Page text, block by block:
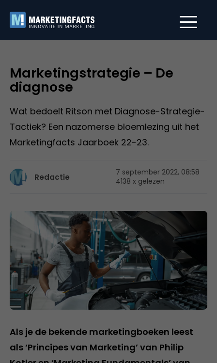
Marketingstrategie – De
diagnose
Wat bedoelt Ritson met Diagnose-Strategie-
Tactiek? Een nazomerse bloemlezing uit het
Marketingfacts Jaarboek 22-23.
Redactie
7 september 2022, 08:58
4138 x gelezen
Als je de bekende marketingboeken leest
als ‘Principes van Marketing’ van Philip